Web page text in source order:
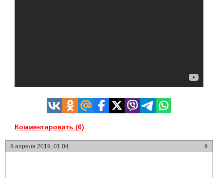
Комментировать (6)
9 апреля 2019, 01:04 #